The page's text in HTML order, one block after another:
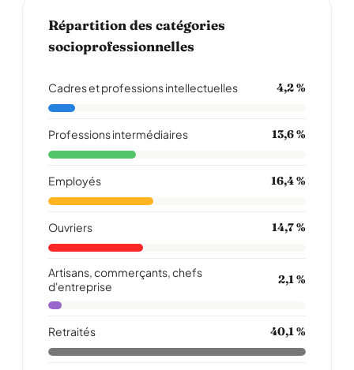
Répartition des catégories
socioprofessionnelles
Cadres et professions intellectuelles 4,2 %
Professions intermédiaires 13,6 %
Employés 16,4 %
Ouvriers 14,7 %
Artisans, commerçants, chefs
d'entreprise
2,1 %
Retraités 40,1 %